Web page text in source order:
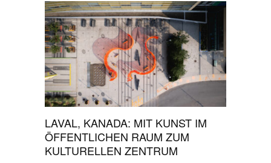
LAVAL, KANADA: MIT KUNST IM
ÖFFENTLICHEN RAUM ZUM
KULTURELLEN ZENTRUM